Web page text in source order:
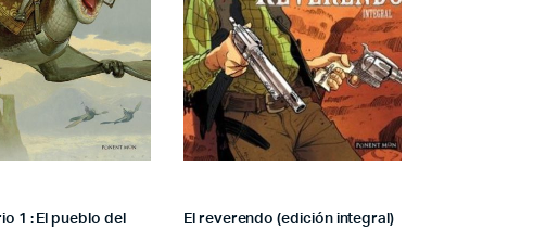
1 : El pueblo del
El reverendo (edición integral)